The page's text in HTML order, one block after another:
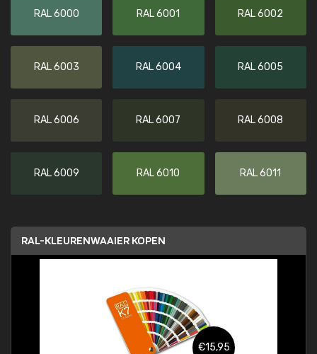
RAL 6000 RAL 6001 RAL 6002
RAL 6003 RAL 6004 RAL 6005
RAL 6006 RAL 6007 RAL 6008
RAL 6009 RAL 6010 RAL 6011
RAL-KLEURENWAAIER KOPEN
€15,95